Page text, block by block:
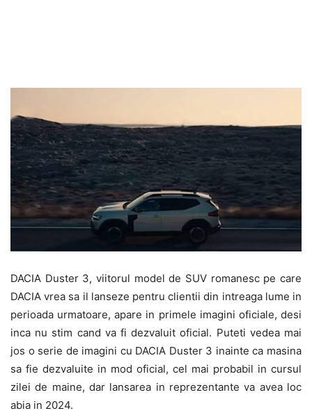
DACIA Duster 3, viitorul model de SUV romanesc pe care
DACIA vrea sa il lanseze pentru clientii din intreaga lume in
perioada urmatoare, apare in primele imagini oficiale, desi
inca nu stim cand va fi dezvaluit oficial. Puteti vedea mai
jos o serie de imagini cu DACIA Duster 3 inainte ca masina
sa fie dezvaluite in mod oficial, cel mai probabil in cursul
zilei de maine, dar lansarea in reprezentante va avea loc
abia in 2024.